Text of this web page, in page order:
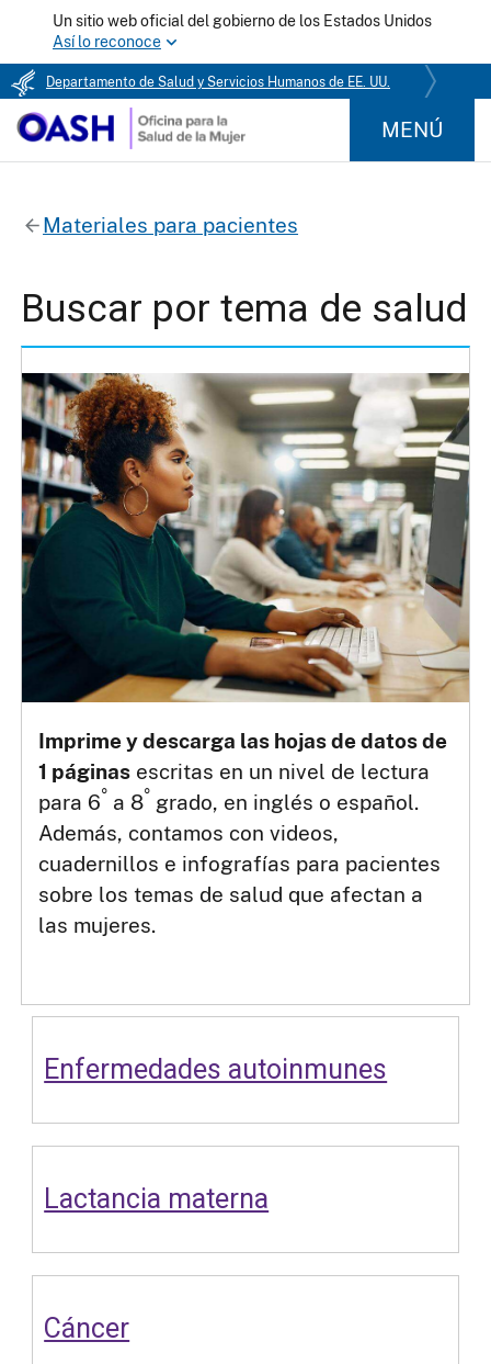
Un sitio web oficial del gobierno de los Estados Unidos
Así lo reconoce
Departamento de Salud y Servicios Humanos de EE. UU.
MENÚ
Materiales para pacientes
Buscar por tema de salud
Imprime y descarga las hojas de datos de
1 páginas escritas en un nivel de lectura
para 6° a 8° grado, en inglés o español.
Además, contamos con videos,
cuadernillos e infografías para pacientes
sobre los temas de salud que afectan a
las mujeres.
Enfermedades autoinmunes
Lactancia materna
Cáncer